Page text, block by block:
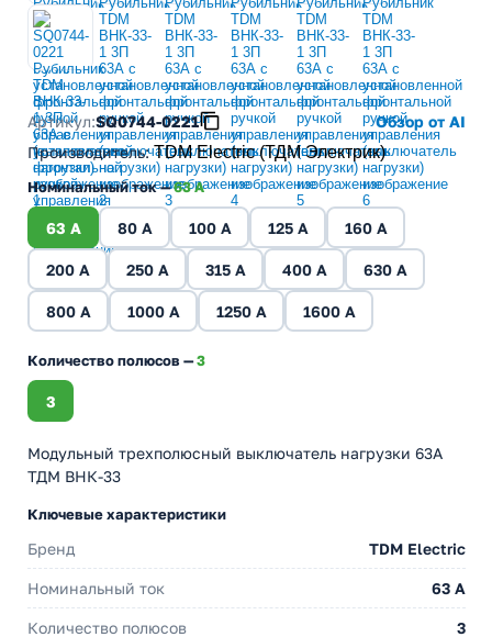
Артикул:SQ0744-0221
Обзор от AI
Производитель:TDM Electric (ТДМ Электрик)
Номинальный ток —63 A
63 A 80 A 100 A 125 A 160 A
200 A 250 A 315 A 400 A 630 A
800 A 1000 A 1250 A 1600 A
Количество полюсов —3
3
Модульный трехполюсный выключатель нагрузки 63А
ТДМ ВНК-33
Ключевые характеристики
Бренд TDM Electric
Номинальный ток 63 A
Количество полюсов 3